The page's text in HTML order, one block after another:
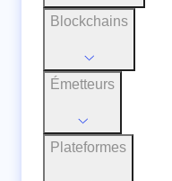
Blockchains
Émetteurs
Plateformes